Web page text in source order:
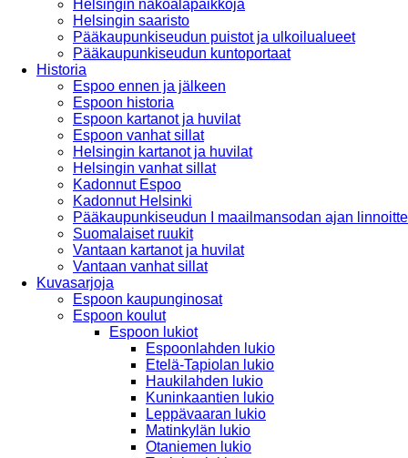
Helsingin näköalapaikkoja
Helsingin saaristo
Pääkaupunkiseudun puistot ja ulkoilualueet
Pääkaupunkiseudun kuntoportaat
Historia
Espoo ennen ja jälkeen
Espoon historia
Espoon kartanot ja huvilat
Espoon vanhat sillat
Helsingin kartanot ja huvilat
Helsingin vanhat sillat
Kadonnut Espoo
Kadonnut Helsinki
Pääkaupunkiseudun I maailmansodan ajan
Suomalaiset ruukit
Vantaan kartanot ja huvilat
Vantaan vanhat sillat
Kuvasarjoja
Espoon kaupunginosat
Espoon koulut
Espoon lukiot
Espoonlahden lukio
Etelä-Tapiolan lukio
Haukilahden lukio
Kuninkaantien lukio
Leppävaaran lukio
Matinkylän lukio
Otaniemen lukio